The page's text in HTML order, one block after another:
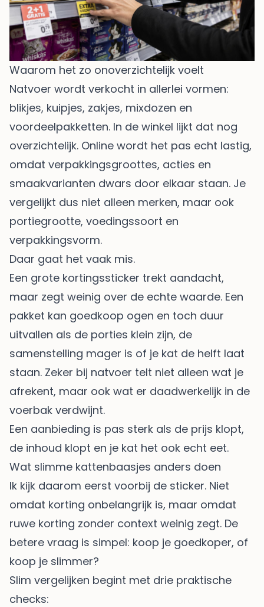
Waarom het zo onoverzichtelijk voelt
Natvoer wordt verkocht in allerlei vormen:
blikjes, kuipjes, zakjes, mixdozen en
voordeelpakketten. In de winkel lijkt dat nog
overzichtelijk. Online wordt het pas echt lastig,
omdat verpakkingsgroottes, acties en
smaakvarianten dwars door elkaar staan. Je
vergelijkt dus niet alleen merken, maar ook
portiegrootte, voedingssoort en
verpakkingsvorm.
Daar gaat het vaak mis.
Een grote kortingssticker trekt aandacht,
maar zegt weinig over de echte waarde. Een
pakket kan goedkoop ogen en toch duur
uitvallen als de porties klein zijn, de
samenstelling mager is of je kat de helft laat
staan. Zeker bij natvoer telt niet alleen wat je
afrekent, maar ook wat er daadwerkelijk in de
voerbak verdwijnt.
Een aanbieding is pas sterk als de prijs klopt,
de inhoud klopt en je kat het ook echt eet.
Wat slimme kattenbaasjes anders doen
Ik kijk daarom eerst voorbij de sticker. Niet
omdat korting onbelangrijk is, maar omdat
ruwe korting zonder context weinig zegt. De
betere vraag is simpel: koop je goedkoper, of
koop je slimmer?
Slim vergelijken begint met drie praktische
checks: